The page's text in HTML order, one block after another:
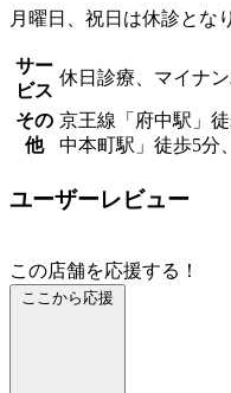
月曜日、祝日は休診とな
サー
ビス
休日診療、マイナ
その
他
京王線「府中駅」
中本町駅」徒歩5分
ユーザーレビュー
この店舗を応援する！
ここから応援